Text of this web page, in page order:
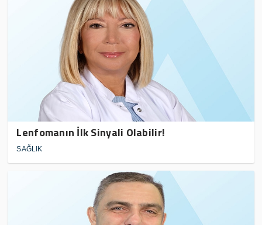
Lenfomanın İlk Sinyali Olabilir!
SAĞLIK